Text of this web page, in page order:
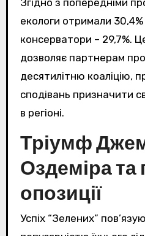
екологи отримали 30,4%
консерватори – 29,7%.
дозволяє партнерам
десятилітню коаліцію,
сподівань призначити
в регіоні.
Тріумф
Оздеміра та
опозиції
Успіх “Зелених”